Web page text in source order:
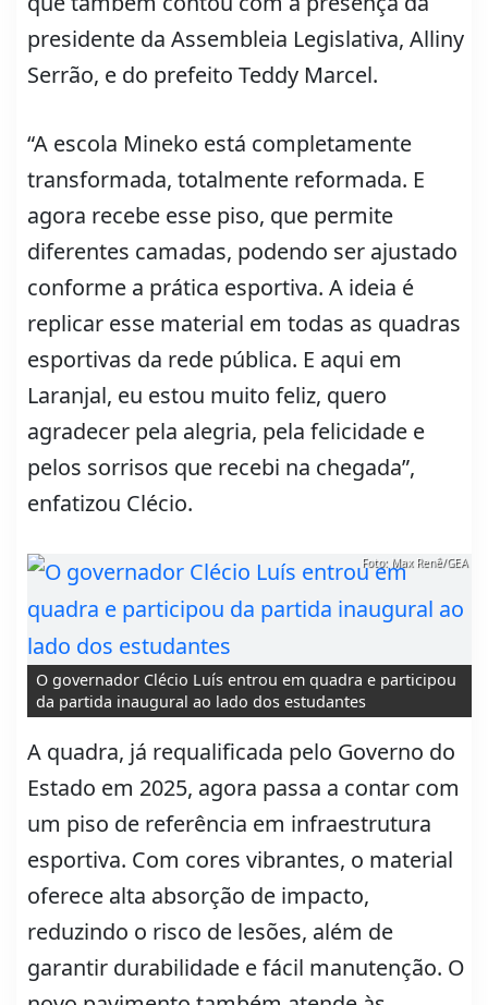
presidente da Assembleia Legislativa, Alliny
Serrão, e do prefeito Teddy Marcel.
“A escola Mineko está completamente
transformada, totalmente reformada. E
agora recebe esse piso, que permite
diferentes camadas, podendo ser ajustado
conforme a prática esportiva. A ideia é
replicar esse material em todas as quadras
esportivas da rede pública. E aqui em
Laranjal, eu estou muito feliz, quero
agradecer pela alegria, pela felicidade e
pelos sorrisos que recebi na chegada”,
enfatizou Clécio.
O governador Clécio Luís entrou em quadra e participou
da partida inaugural ao lado dos estudantes
Foto: Max Renê/GEA
A quadra, já requalificada pelo Governo do
Estado em 2025, agora passa a contar com
um piso de referência em infraestrutura
esportiva. Com cores vibrantes, o material
oferece alta absorção de impacto,
reduzindo o risco de lesões, além de
garantir durabilidade e fácil manutenção. O